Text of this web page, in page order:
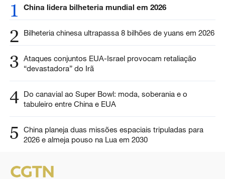
1 China lidera bilheteria mundial em 2026
2 Bilheteria chinesa ultrapassa 8 bilhões de yuans em 2026
3 Ataques conjuntos EUA-Israel provocam retaliação
“devastadora” do Irã
4 Do canavial ao Super Bowl: moda, soberania e o
tabuleiro entre China e EUA
5
China planeja duas missões espaciais tripuladas para
2026 e almeja pouso na Lua em 2030